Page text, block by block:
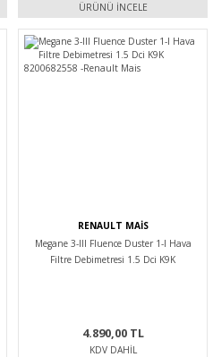
ÜRÜNÜ İNCELE
RENAULT MAİS
Megane 3-III Fluence Duster 1-I Hava
Filtre Debimetresi 1.5 Dci K9K
4.890,00 TL
KDV DAHIL